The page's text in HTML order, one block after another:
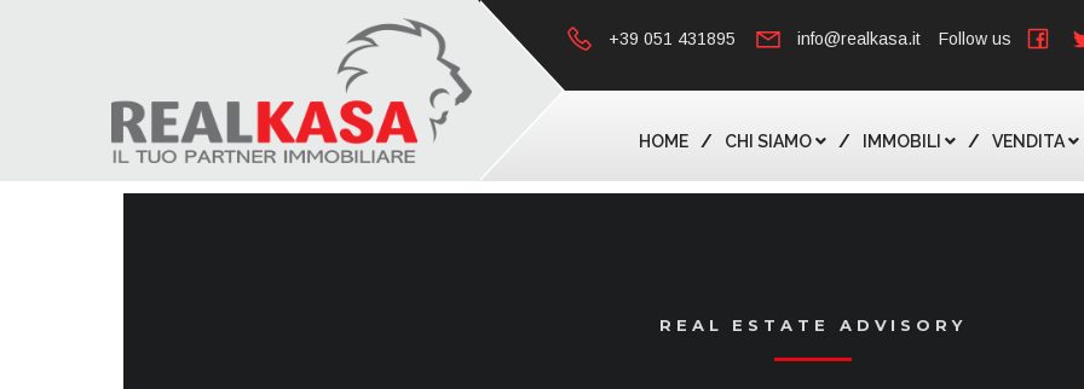
+39 051 431895 info@realkasa.it Follow us
HOME CHI SIAMO IMMOBILI VENDITA
REAL ESTATE ADVISORY